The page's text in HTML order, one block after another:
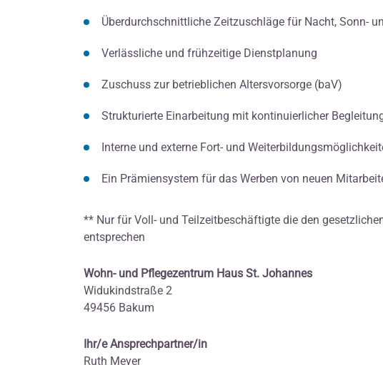
Überdurchschnittliche Zeitzuschläge für Nacht, Sonn-
Verlässliche und frühzeitige Dienstplanung
Zuschuss zur betrieblichen Altersvorsorge (baV)
Strukturierte Einarbeitung mit kontinuierlicher
Interne und externe Fort- und
Ein Prämiensystem für das Werben von neuen
** Nur für Voll- und Teilzeitbeschäftigte die den
entsprechen
Wohn- und Pflegezentrum Haus St. Johannes
Widukindstraße 2
49456 Bakum
Ihr/e Ansprechpartner/in
Ruth Meyer